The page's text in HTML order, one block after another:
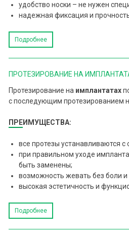
удобство носки – не нужен
надежная фиксация и
Подробнее
ПРОТЕЗИРОВАНИЕ НА
Протезирование на имплантатах
с последующим протезированием
ПРЕИМУЩЕСТВА:
все протезы устанавливаются
при правильном уходе
быть заменены;
возможность жевать без боли и
высокая эстетичность и
Подробнее